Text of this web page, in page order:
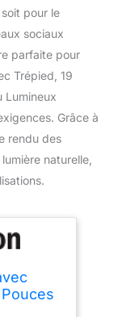
pour le
sociaux
parfaite pour
Trépied, 19
Lumineux
Grâce à
rendu des
naturelle,